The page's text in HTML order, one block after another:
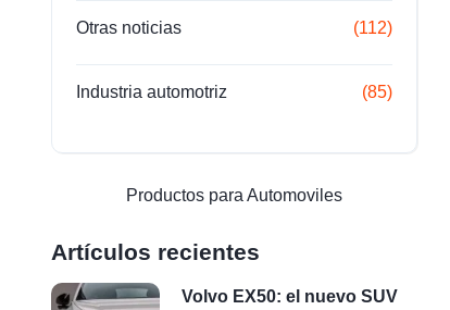
Otras noticias (112)
Industria automotriz (85)
Productos para Automoviles
Artículos recientes
Volvo EX50: el nuevo SUV